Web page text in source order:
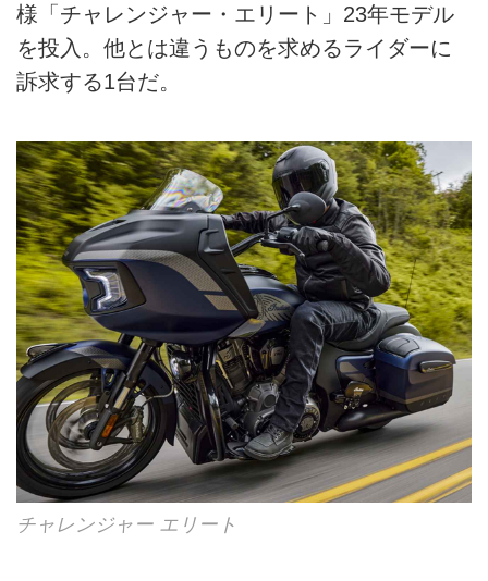
様「チャレンジャー・エリート」23年モデル
を投入。他とは違うものを求めるライダーに
訴求する1台だ。
チャレンジャー エリート